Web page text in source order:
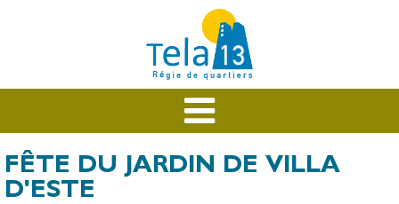
FÊTE DU JARDIN DE VILLA
D'ESTE